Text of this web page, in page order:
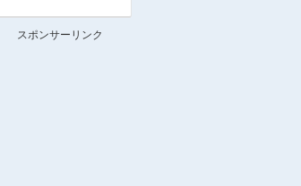
スポンサーリンク